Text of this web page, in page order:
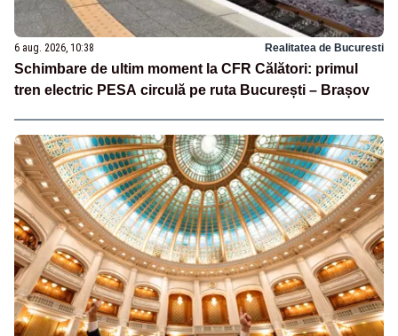
6 aug. 2026, 10:38 Realitatea de Bucuresti
Schimbare de ultim moment la CFR Călători: primul
tren electric PESA circulă pe ruta București – Brașov